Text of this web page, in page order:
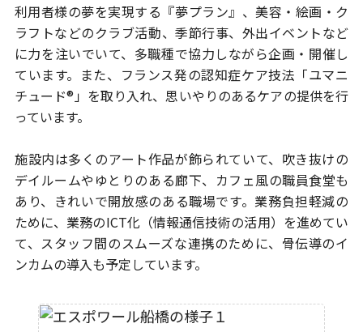
利用者様の夢を実現する『夢プラン』、美容・絵画・ク
ラフトなどのクラブ活動、季節行事、外出イベントなど
に力を注いでいて、多職種で協力しながら企画・開催し
ています。また、フランス発の認知症ケア技法 「ユマニ
チュード®」を取り入れ、思いやりのあるケアの提供を行
っています。
施設内は多くのアート作品が飾られていて、吹き抜けの
デイルームやゆとりのある廊下、カフェ風の職員食堂も
あり、きれいで開放感のある職場です。 業務負担軽減の
ために、業務のICT化（情報通信技術の活用）を進めてい
て、 スタッフ間のスムーズな連携のために、骨伝導のイ
ンカムの導入も予定しています。